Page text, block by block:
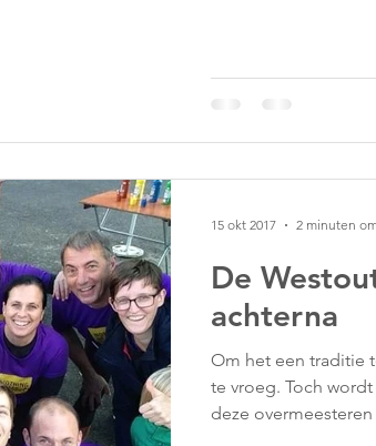
De
achterna
Om het een traditie
te vroeg. Toch
deze overmeesteren
15 okt 2017 2 minuten